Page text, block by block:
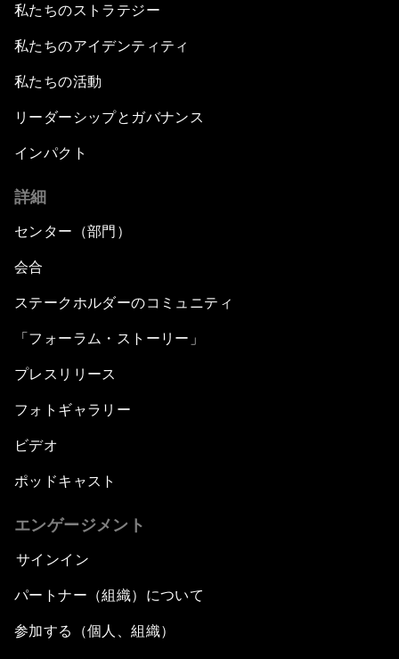
私たちのストラテジー
私たちのアイデンティティ
私たちの活動
リーダーシップとガバナンス
インパクト
詳細
センター（部門）
会合
ステークホルダーのコミュニティ
「フォーラム・ストーリー」
プレスリリース
フォトギャラリー
ビデオ
ポッドキャスト
エンゲージメント
サインイン
パートナー（組織）について
参加する（個人、組織）